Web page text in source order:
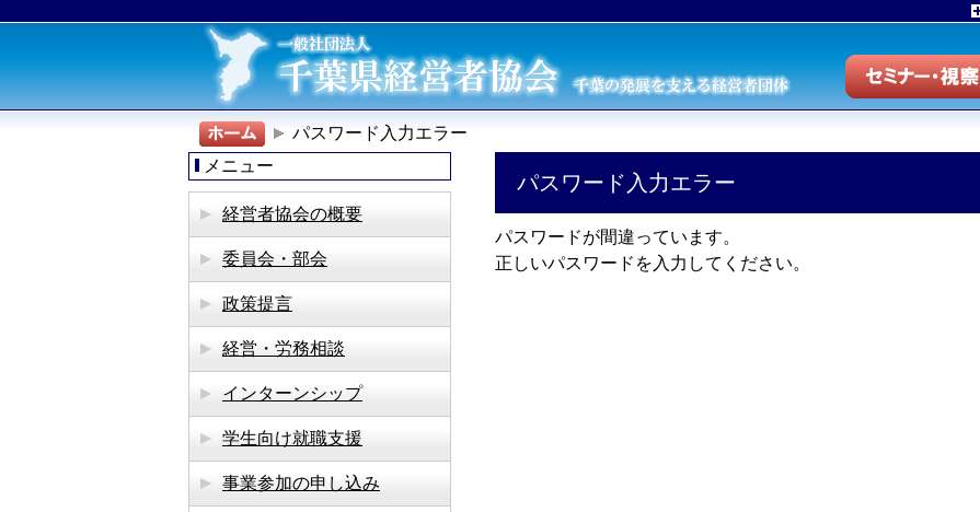
パスワード入力エラー
メニュー
経営者協会の概要
委員会・部会
政策提言
経営・労務相談
インターンシップ
学生向け就職支援
事業参加の申し込み
パスワード入力エラー
パスワードが間違っています。
正しいパスワードを入力してください。